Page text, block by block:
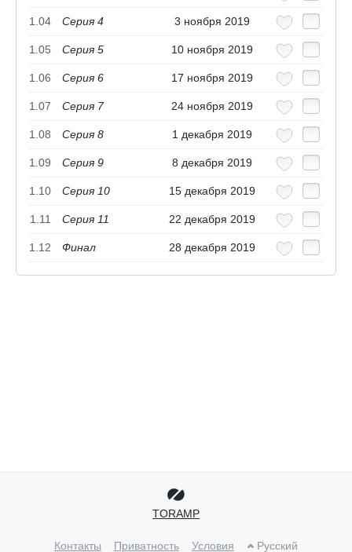
1.04 Серия 4 3 ноября 2019
1.05 Серия 5 10 ноября 2019
1.06 Серия 6 17 ноября 2019
1.07 Серия 7 24 ноября 2019
1.08 Серия 8 1 декабря 2019
1.09 Серия 9 8 декабря 2019
1.10 Серия 10 15 декабря 2019
1.11 Серия 11 22 декабря 2019
1.12 Финал 28 декабря 2019
TORAMP
Контакты Приватность Условия Русский